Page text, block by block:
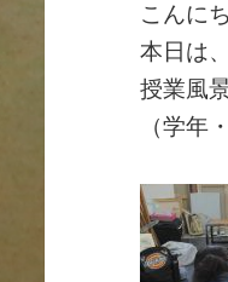
こんに
本日は
授業風
（学年